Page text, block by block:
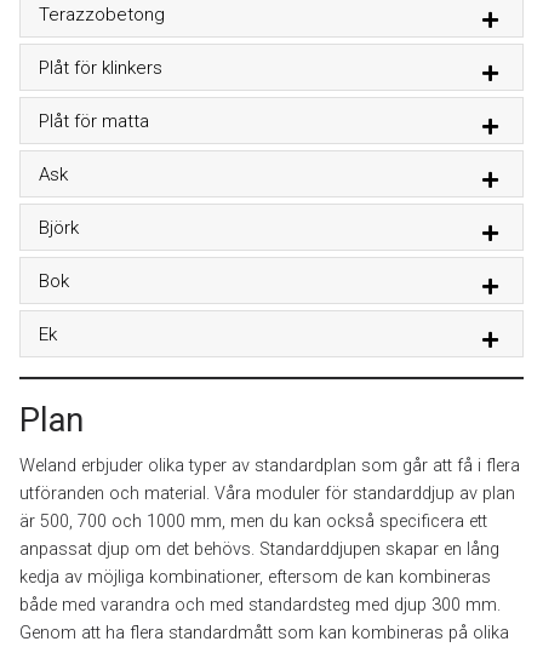
Terazzobetong
Plåt för klinkers
Plåt för matta
Ask
Björk
Bok
Ek
Plan
Weland erbjuder olika typer av standardplan som går att få i flera
utföranden och material. Våra moduler för standarddjup av plan
är 500, 700 och 1000 mm, men du kan också specificera ett
anpassat djup om det behövs. Standarddjupen skapar en lång
kedja av möjliga kombinationer, eftersom de kan kombineras
både med varandra och med standardsteg med djup 300 mm.
Genom att ha flera standardmått som kan kombineras på olika